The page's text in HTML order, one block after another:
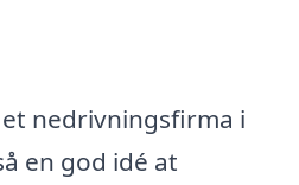
nedrivningsfirma i
en god idé at